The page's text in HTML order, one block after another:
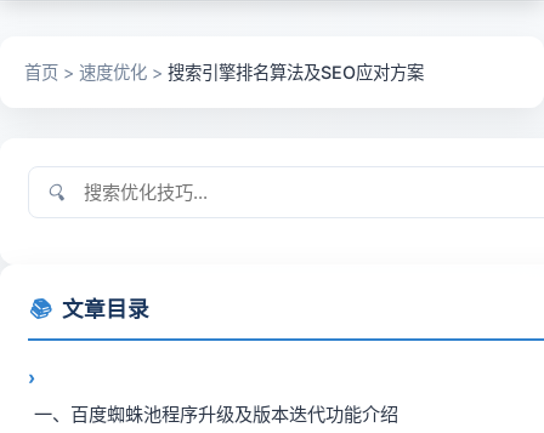
首页 > 速度优化 > 搜索引擎排名算法及SEO应对方案
🔍
📚 文章目录
一、百度蜘蛛池程序升级及版本迭代功能介绍